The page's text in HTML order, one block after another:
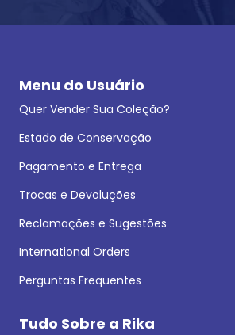
Menu do Usuário
Quer Vender Sua Coleção?
Estado de Conservação
Pagamento e Entrega
Trocas e Devoluções
Reclamações e Sugestões
International Orders
Perguntas Frequentes
Tudo Sobre a Rika